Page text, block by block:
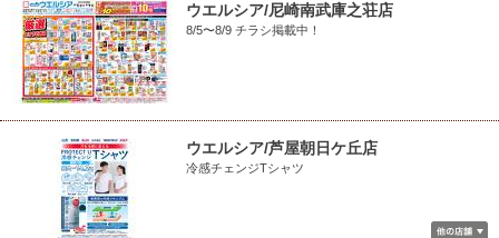
ウエルシア/尼崎南武庫之荘店
8/5〜8/9 チラシ掲載中！
ウエルシア/芦屋朝日ケ丘店
冷感チェンジTシャツ